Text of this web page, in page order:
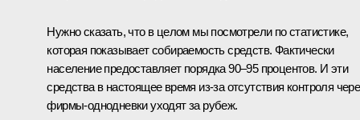
Нужно сказать, что в целом мы посмотрели по статистике,
которая показывает собираемость средств. Фактически
население предоставляет порядка 90–95 процентов. И эти
средства в настоящее время из‑за отсутствия контроля
фирмы-однодневки уходят за рубеж.